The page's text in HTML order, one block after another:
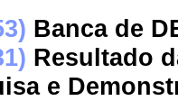
Banca de
Resultado
e